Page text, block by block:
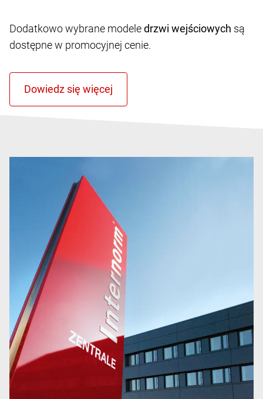
Dodatkowo wybrane modeledrzwi wejściowych są
dostępne w promocyjnej cenie.